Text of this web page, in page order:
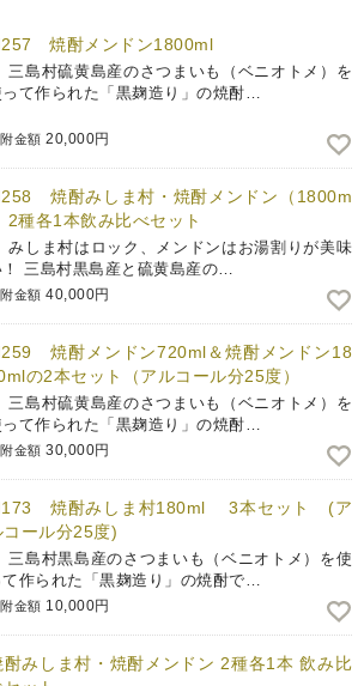
焼酎メンドン1800ml
島村硫黄島産のさつまいも（ベニオトメ）を
って作られた「黒麹造り」の焼酎…
金額 20,000円
焼酎みしま村・焼酎メンドン（1800m
2種各1本飲み比べセット
しま村はロック、メンドンはお湯割りが美味
！ 三島村黒島産と硫黄島産の…
金額 40,000円
焼酎メンドン720ml＆焼酎メンドン18
の2本セット（アルコール分25度）
島村硫黄島産のさつまいも（ベニオトメ）を
って作られた「黒麹造り」の焼酎…
金額 30,000円
焼酎みしま村180ml 3本セット (ア
コール分25度)
島村黒島産のさつまいも（ベニオトメ）を使
て作られた「黒麹造り」の焼酎で…
金額 10,000円
酎みしま村・焼酎メンドン 2種各1本 飲み比